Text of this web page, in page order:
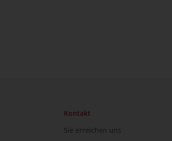
Kontakt
Sie erreichen uns